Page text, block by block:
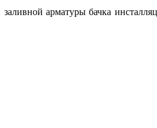
арматуры бачка